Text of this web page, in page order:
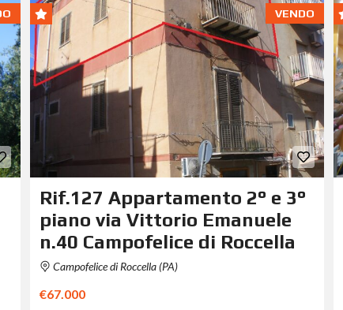
VENDO
Rif.127 Appartamento 2° e 3°
piano via Vittorio Emanuele
n.40 Campofelice di Roccella
Campofelice di Roccella (PA)
€67.000